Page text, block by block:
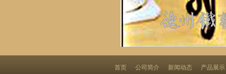
首页 公司简介 新闻动态
产品展示